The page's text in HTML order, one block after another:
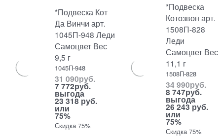
*Подвеска Кот
Да Винчи арт.
1045П-948 Леди
Самоцвет Вес
9,5 г
1045П-948
31 090руб.
7 772руб.
выгода
23 318 руб.
или
75%
Скидка 75%
*Подвеска
Котозвон арт.
1508П-828
Леди
Самоцвет Вес
11,1 г
1508П-828
34 990руб.
8 747руб.
выгода
26 243 руб.
или
75%
Скидка 75%